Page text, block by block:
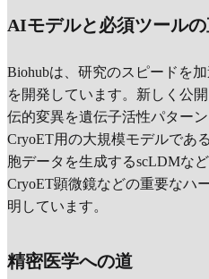
AIモデルと必須ツール
Biohubは、研究のスピードを
を開発しています。新しく公
伝的変異を遺伝子活性パターン
CryoET用の大規模モデルであ
胞データを生成するscLDMな
CryoET顕微鏡などの重要なハ
明しています。
精密医学への道